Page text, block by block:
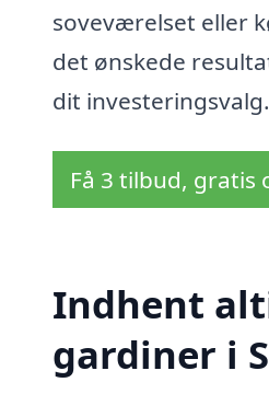
soveværelset eller
det ønskede
dit investeringsvalg.
Få 3 tilbud,
Indhent
gardiner i